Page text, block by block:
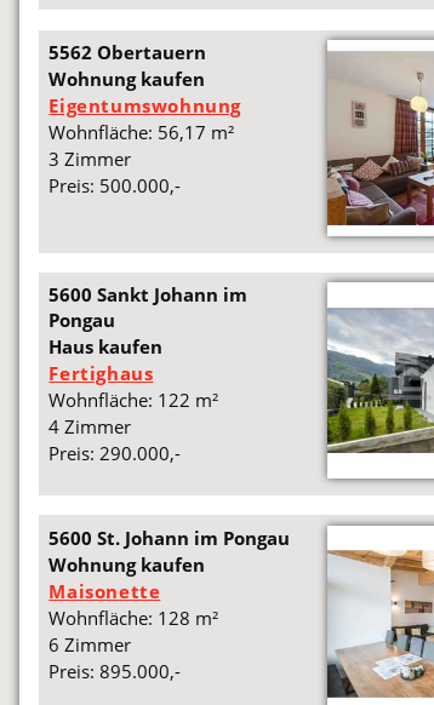
5562 Obertauern
Wohnung kaufen
Eigentumswohnung
Wohnfläche: 56,17 m²
3 Zimmer
Preis: 500.000,-
5600 Sankt Johann im
Pongau
Haus kaufen
Fertighaus
Wohnfläche: 122 m²
4 Zimmer
Preis: 290.000,-
5600 St. Johann im Pongau
Wohnung kaufen
Maisonette
Wohnfläche: 128 m²
6 Zimmer
Preis: 895.000,-